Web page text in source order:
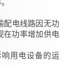
配电线路因无功
在功率增加供电
用电设备的运